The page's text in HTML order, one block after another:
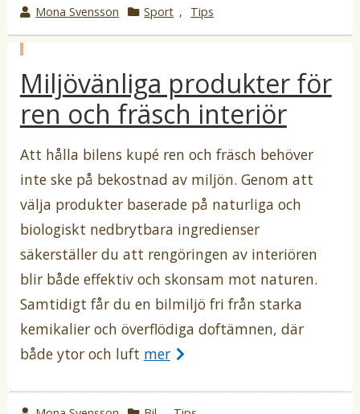
w
r
e
b
y
Mona Svensson
k
a
g
o
r
i
i
Sport , Tips
u
b
l
i
c
r
a
t
i
Miljövänliga produkter för
ren och fräsch interiör
Att hålla bilens kupé ren och fräsch behöver
inte ske på bekostnad av miljön. Genom att
välja produkter baserade på naturliga och
biologiskt nedbrytbara ingredienser
säkerställer du att rengöringen av interiören
blir både effektiv och skonsam mot naturen.
Samtidigt får du en bilmiljö fri från starka
kemikalier och överflödiga doftämnen, där
både ytor och luft mer